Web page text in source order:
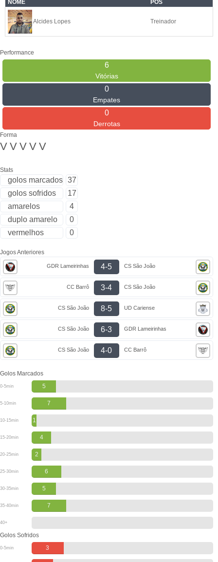
NOME POS
Alcides Lopes Treinador
Performance
6
Vitórias
0
Empates
0
Derrotas
Forma
V V V V V
Stats
golos marcados 37
golos sofridos
17
amarelos
4
duplo amarelo
0
vermelhos
0
Jogos Anteriores
GDR Lameirinhas 4-5 CS São João
CC Barrô 3-4 CS São João
CS São João 8-5 UD Cariense
CS São João 6-3 GDR Lameirinhas
CS São João 4-0 CC Barrô
Golos Marcados
0-5min 5
5-10min 7
10-15min 1
15-20min 4
20-25min 2
25-30min 6
30-35min 5
35-40min 7
40+
Golos Sofridos
0-5min 3